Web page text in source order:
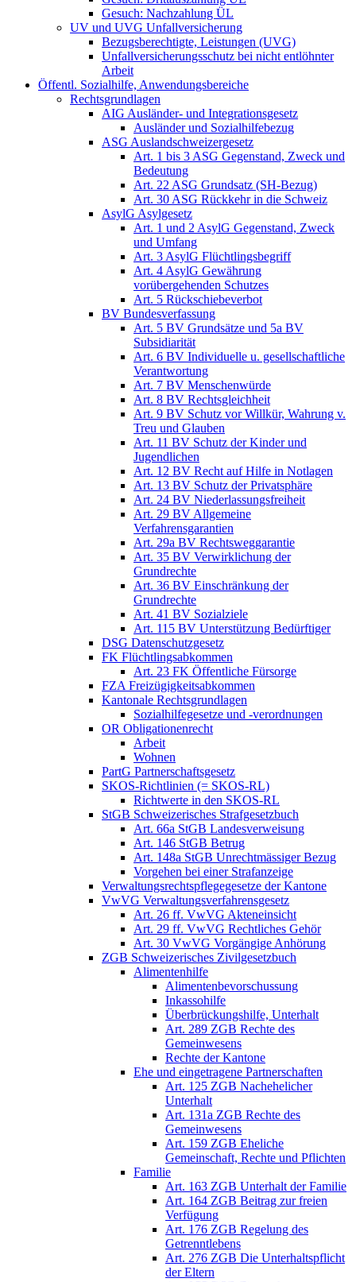
Gesuch: Nachzahlung ÜL
UV und UVG Unfallversicherung
Bezugsberechtigte, Leistungen (UVG)
Unfallversicherungsschutz bei nicht entlöhnter
Arbeit
Öffentl. Sozialhilfe, Anwendungsbereiche
Rechtsgrundlagen
AIG Ausländer- und Integrationsgesetz
Ausländer und Sozialhilfebezug
ASG Auslandschweizergesetz
Art. 1 bis 3 ASG Gegenstand, Zweck und
Bedeutung
Art. 22 ASG Grundsatz (SH-Bezug)
Art. 30 ASG Rückkehr in die Schweiz
AsylG Asylgesetz
Art. 1 und 2 AsylG Gegenstand, Zweck
und Umfang
Art. 3 AsylG Flüchtlingsbegriff
Art. 4 AsylG Gewährung
vorübergehenden Schutzes
Art. 5 Rückschiebeverbot
BV Bundesverfassung
Art. 5 BV Grundsätze und 5a BV
Subsidiarität
Art. 6 BV Individuelle u. gesellschaftliche
Verantwortung
Art. 7 BV Menschenwürde
Art. 8 BV Rechtsgleichheit
Art. 9 BV Schutz vor Willkür, Wahrung v.
Treu und Glauben
Art. 11 BV Schutz der Kinder und
Jugendlichen
Art. 12 BV Recht auf Hilfe in Notlagen
Art. 13 BV Schutz der Privatsphäre
Art. 24 BV Niederlassungsfreiheit
Art. 29 BV Allgemeine
Verfahrensgarantien
Art. 29a BV Rechtsweggarantie
Art. 35 BV Verwirklichung der
Grundrechte
Art. 36 BV Einschränkung der
Grundrechte
Art. 41 BV Sozialziele
Art. 115 BV Unterstützung Bedürftiger
DSG Datenschutzgesetz
FK Flüchtlingsabkommen
Art. 23 FK Öffentliche Fürsorge
FZA Freizügigkeitsabkommen
Kantonale Rechtsgrundlagen
Sozialhilfegesetze und -verordnungen
OR Obligationenrecht
Arbeit
Wohnen
PartG Partnerschaftsgesetz
SKOS-Richtlinien (= SKOS-RL)
Richtwerte in den SKOS-RL
StGB Schweizerisches Strafgesetzbuch
Art. 66a StGB Landesverweisung
Art. 146 StGB Betrug
Art. 148a StGB Unrechtmässiger Bezug
Vorgehen bei einer Strafanzeige
Verwaltungsrechtspflegegesetze der Kantone
VwVG Verwaltungsverfahrensgesetz
Art. 26 ff. VwVG Akteneinsicht
Art. 29 ff. VwVG Rechtliches Gehör
Art. 30 VwVG Vorgängige Anhörung
ZGB Schweizerisches Zivilgesetzbuch
Alimentenhilfe
Alimentenbevorschussung
Inkassohilfe
Überbrückungshilfe, Unterhalt
Art. 289 ZGB Rechte des
Gemeinwesens
Rechte der Kantone
Ehe und eingetragene Partnerschaften
Art. 125 ZGB Nachehelicher
Unterhalt
Art. 131a ZGB Rechte des
Gemeinwesens
Art. 159 ZGB Eheliche
Gemeinschaft, Rechte und Pflichten
Familie
Art. 163 ZGB Unterhalt der Familie
Art. 164 ZGB Beitrag zur freien
Verfügung
Art. 176 ZGB Regelung des
Getrenntlebens
Art. 276 ZGB Die Unterhaltspflicht
der Eltern